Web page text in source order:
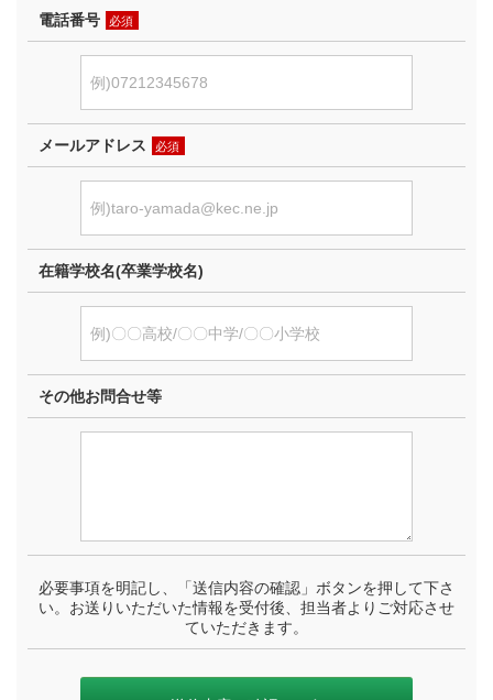
電話番号 必須
メールアドレス 必須
在籍学校名(卒業学校名)
その他お問合せ等
必要事項を明記し、「送信内容の確認」ボタンを押して下さ
い。お送りいただいた情報を受付後、担当者よりご対応させ
ていただきます。